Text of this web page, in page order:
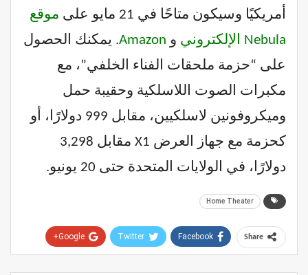
أمريكيًا وسيكون متاحًا في 21 مايو على
موقع
Nebula الإلكتروني
و Amazon. يمكنك الحصول
على “حزمة ملحقات الفناء الخلفي”، مع
مكبرات الصوت اللاسلكية وحقيبة حمل
وميكروفونين لاسلكيين، مقابل 999 دولارًا، أو
كحزمة مع جهاز العرض X1 مقابل 3,298
دولارًا، في الولايات المتحدة حتى 20 يونيو.
Home Theater
Share
Facebook
Twitter
Google+